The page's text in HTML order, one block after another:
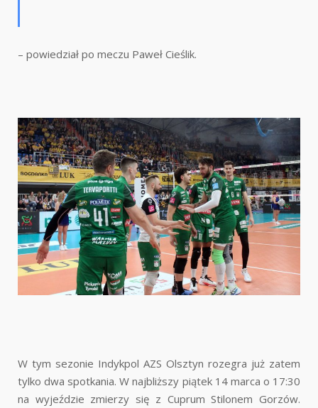
– powiedział po meczu Paweł Cieślik.
W tym sezonie Indykpol AZS Olsztyn rozegra już zatem
tylko dwa spotkania. W najbliższy piątek 14 marca o 17:30
na wyjeździe zmierzy się z Cuprum Stilonem Gorzów.